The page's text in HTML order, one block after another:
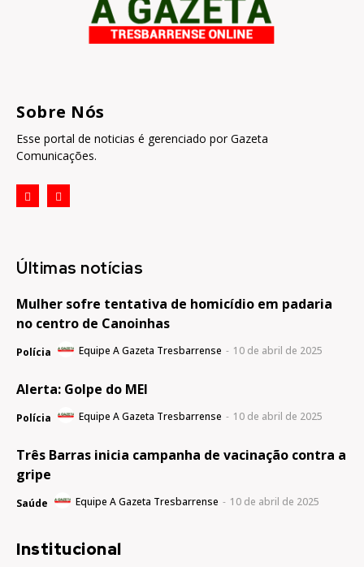
Sobre Nós
Esse portal de noticias é gerenciado por Gazeta
Comunicações.
Últimas notícias
Mulher sofre tentativa de homicídio em padaria
no centro de Canoinhas
Polícia Equipe A Gazeta Tresbarrense - 10 de abril de 2025
Alerta: Golpe do MEI
Polícia Equipe A Gazeta Tresbarrense - 10 de abril de 2025
Três Barras inicia campanha de vacinação contra a
gripe
Saúde Equipe A Gazeta Tresbarrense - 10 de abril de 2025
Institucional